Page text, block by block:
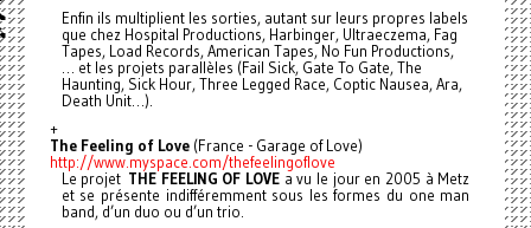
Enfin ils multiplient les sorties, autant sur leurs propres labels
que chez Hospital Productions, Harbinger, Ultraeczema, Fag
Tapes, Load Records, American Tapes, No Fun Productions,
… et les projets parallèles (Fail Sick, Gate To Gate, The
Haunting, Sick Hour, Three Legged Race, Coptic Nausea, Ara,
Death Unit…).
+
The Feeling of Love(France - Garage of Love)
http://www.myspace.com/thefeelingoflove
Le projet THE FEELING OF LOVE a vu le jour en 2005 à Metz
et se présente indifféremment sous les formes du one man
band, d’un duo ou d’un trio.